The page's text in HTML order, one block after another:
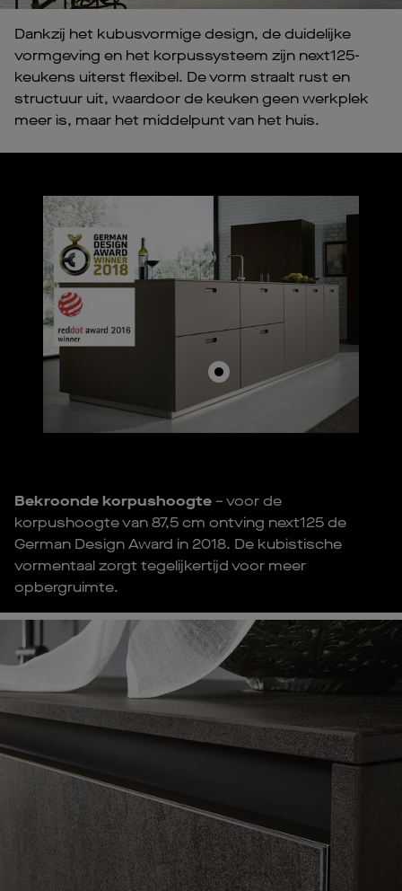
Dankzij het kubusvormige design, de duidelijke
vormgeving en het korpussysteem zijn next125-
keukens uiterst flexibel. De vorm straalt rust en
structuur uit, waardoor de keuken geen werkplek
meer is, maar het middelpunt van het huis.
Bekroonde korpushoogte – voor de
korpushoogte van 87,5 cm ontving next125 de
German Design Award in 2018. De kubistische
vormentaal zorgt tegelijkertijd voor meer
opbergruimte.